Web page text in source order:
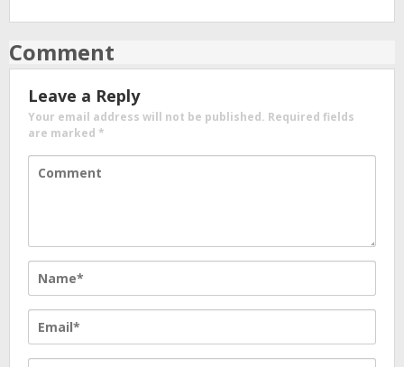
Comment
Leave a Reply
Your email address will not be published. Required fields
are marked *